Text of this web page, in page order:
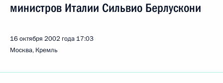
министров Италии Сильвио Берлускони
16 октября 2002 года 17:03
Москва, Кремль